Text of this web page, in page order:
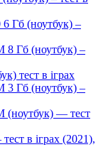
Гб (ноутбук) –
8 Гб (ноутбук) –
тест в іграх
3 Гб (ноутбук) –
(ноутбук) — тест
в іграх (2021),